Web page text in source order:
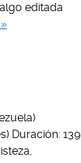
editada
Duración: 139